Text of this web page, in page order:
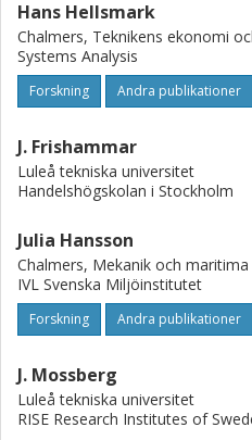
Hans Hellsmark
Chalmers, Teknikens ekonomi
Systems Analysis
Forskning Andra publikationer
J. Frishammar
Luleå tekniska universitet
Handelshögskolan i Stockholm
Julia Hansson
Chalmers, Mekanik och
IVL Svenska Miljöinstitutet
Forskning Andra publikationer
J. Mossberg
Luleå tekniska universitet
RISE Research Institutes of